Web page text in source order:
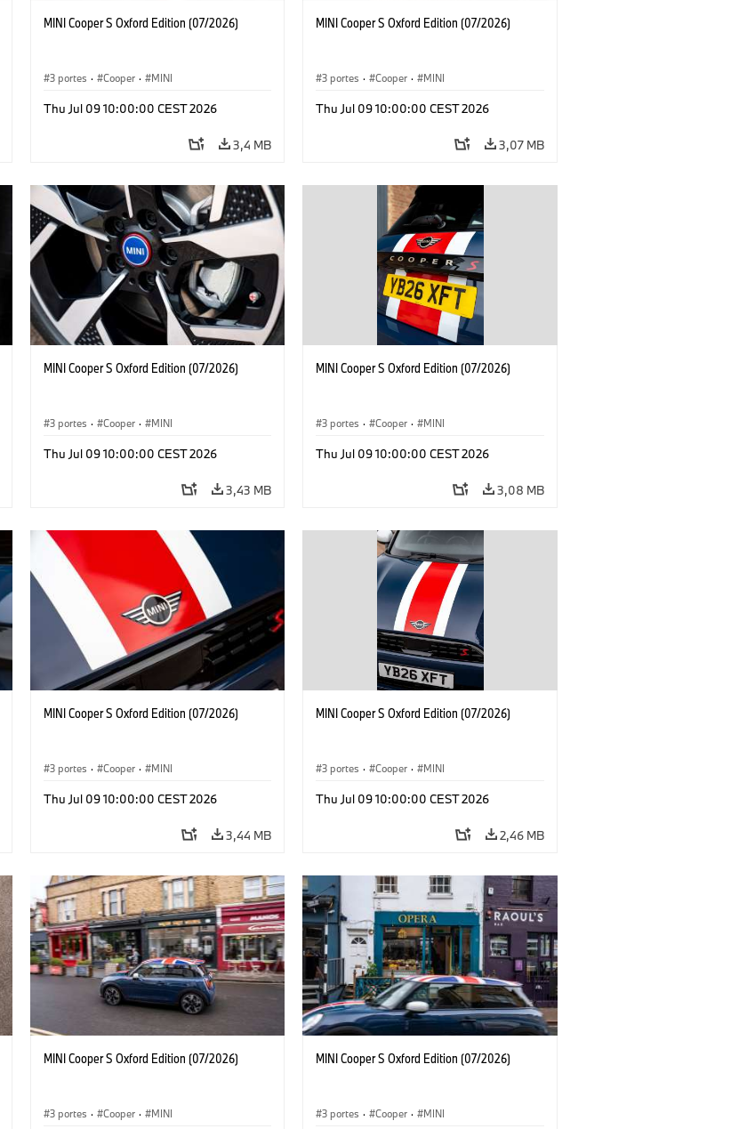
MINI Cooper S Oxford Edition (07/2026)
3 portes · Cooper · MINI
Thu Jul 09 10:00:00 CEST 2026
3,4 MB
MINI Cooper S Oxford Edition (07/2026)
3 portes · Cooper · MINI
Thu Jul 09 10:00:00 CEST 2026
3,07 MB
MINI Cooper S Oxford Edition (07/2026)
3 portes · Cooper · MINI
Thu Jul 09 10:00:00 CEST 2026
3,43 MB
MINI Cooper S Oxford Edition (07/2026)
3 portes · Cooper · MINI
Thu Jul 09 10:00:00 CEST 2026
3,08 MB
MINI Cooper S Oxford Edition (07/2026)
3 portes · Cooper · MINI
Thu Jul 09 10:00:00 CEST 2026
3,44 MB
MINI Cooper S Oxford Edition (07/2026)
3 portes · Cooper · MINI
Thu Jul 09 10:00:00 CEST 2026
2,46 MB
MINI Cooper S Oxford Edition (07/2026)
3 portes · Cooper · MINI
MINI Cooper S Oxford Edition (07/2026)
3 portes · Cooper · MINI